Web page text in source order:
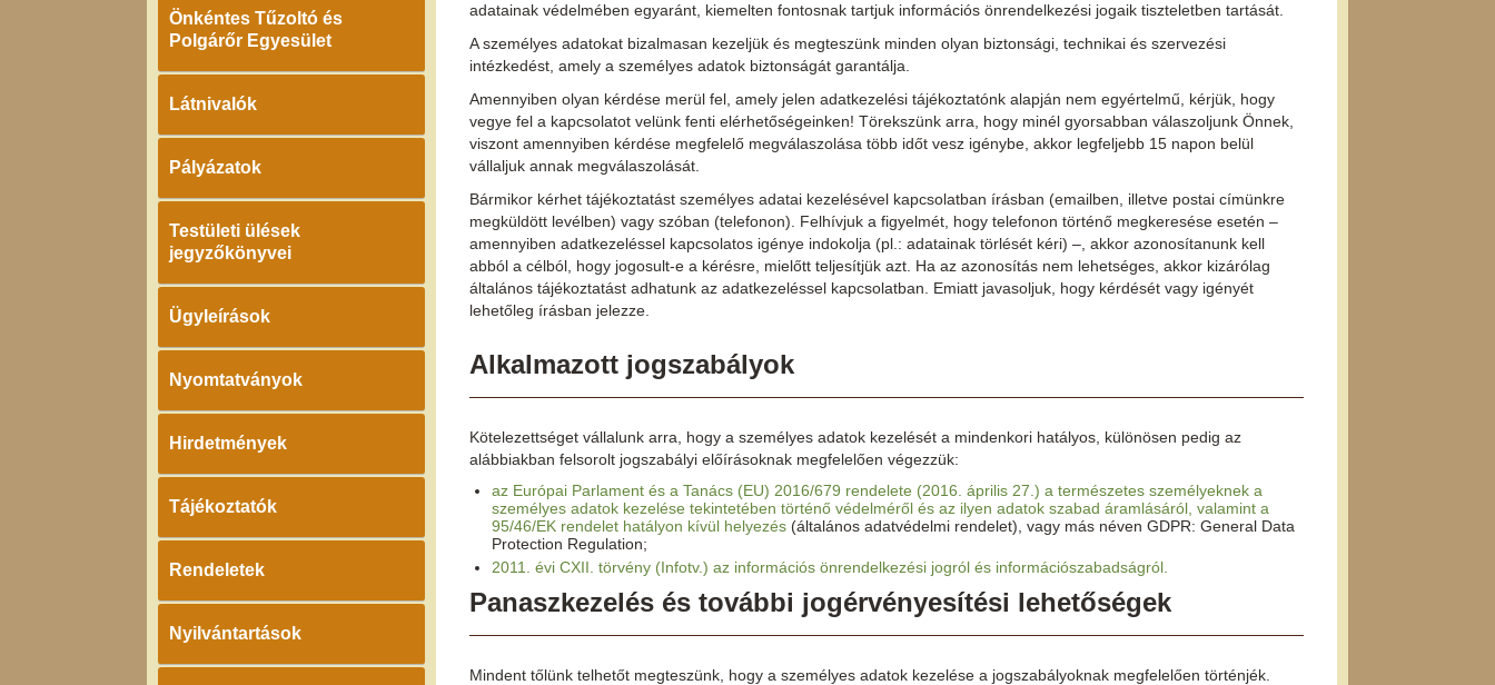
Önkéntes Tűzoltó és
Polgárőr Egyesület
Látnivalók
Pályázatok
Testületi ülések
jegyzőkönyvei
Ügyleírások
Nyomtatványok
Hirdetmények
Tájékoztatók
Rendeletek
Nyilvántartások
adatainak védelmében egyaránt, kiemelten fontosnak tartjuk információs önrendelkezési jogaik tiszteletben tartását.
A személyes adatokat bizalmasan kezeljük és megteszünk minden olyan biztonsági, technikai és szervezési
intézkedést, amely a személyes adatok biztonságát garantálja.
Amennyiben olyan kérdése merül fel, amely jelen adatkezelési tájékoztatónk alapján nem egyértelmű, kérjük, hogy
vegye fel a kapcsolatot velünk fenti elérhetőségeinken! Törekszünk arra, hogy minél gyorsabban válaszoljunk Önnek,
viszont amennyiben kérdése megfelelő megválaszolása több időt vesz igénybe, akkor legfeljebb 15 napon belül
vállaljuk annak megválaszolását.
Bármikor kérhet tájékoztatást személyes adatai kezelésével kapcsolatban írásban (emailben, illetve postai címünkre
megküldött levélben) vagy szóban (telefonon). Felhívjuk a figyelmét, hogy telefonon történő megkeresése esetén –
amennyiben adatkezeléssel kapcsolatos igénye indokolja (pl.: adatainak törlését kéri) –, akkor azonosítanunk kell
abból a célból, hogy jogosult-e a kérésre, mielőtt teljesítjük azt. Ha az azonosítás nem lehetséges, akkor kizárólag
általános tájékoztatást adhatunk az adatkezeléssel kapcsolatban. Emiatt javasoljuk, hogy kérdését vagy igényét
lehetőleg írásban jelezze.
Alkalmazott jogszabályok
Kötelezettséget vállalunk arra, hogy a személyes adatok kezelését a mindenkori hatályos, különösen pedig az
alábbiakban felsorolt jogszabályi előírásoknak megfelelően végezzük:
az Európai Parlament és a Tanács (EU) 2016/679 rendelete (2016. április 27.) a természetes személyeknek a
személyes adatok kezelése tekintetében történő védelméről és az ilyen adatok szabad áramlásáról, valamint a
95/46/EK rendelet hatályon kívül helyezés (általános adatvédelmi rendelet), vagy más néven GDPR: General Data
Protection Regulation;
2011. évi CXII. törvény (Infotv.) az információs önrendelkezési jogról és információszabadságról.
Panaszkezelés és további jogérvényesítési lehetőségek
Mindent tőlünk telhetőt megteszünk, hogy a személyes adatok kezelése a jogszabályoknak megfelelően történjék.